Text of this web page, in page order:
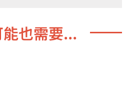
也需要...